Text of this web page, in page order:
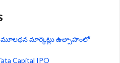
మార్కెట్లు ఉత్సాహంలో
Capital IPO